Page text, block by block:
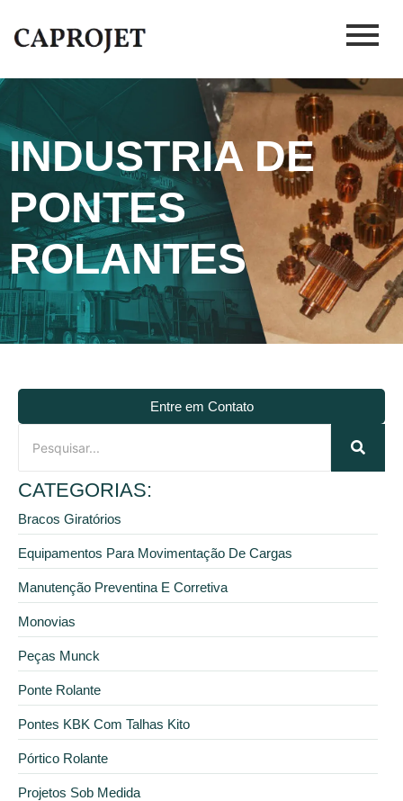
INDUSTRIA DE
PONTES
ROLANTES
Entre em Contato
CATEGORIAS:
Bracos Giratórios
Equipamentos Para Movimentação De Cargas
Manutenção Preventina E Corretiva
Monovias
Peças Munck
Ponte Rolante
Pontes KBK Com Talhas Kito
Pórtico Rolante
Projetos Sob Medida